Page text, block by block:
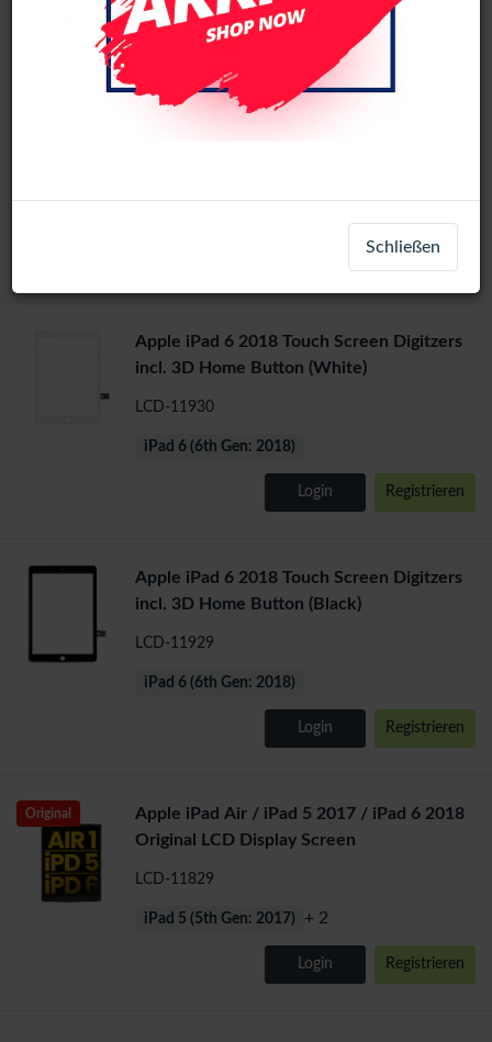
Apple iPad Air / iPad 5 2017 / iPad 6 2018
Registrieren
Apple iPad 6 2018 Touch Screen Digitzers
incl. 3D Home Button (White)
LCD-11930
iPad 6 (6th Gen: 2018)
Login Registrieren
Apple iPad 6 2018 Touch Screen Digitzers
incl. 3D Home Button (Black)
LCD-11929
iPad 6 (6th Gen: 2018)
Login Registrieren
Original
Apple iPad Air / iPad 5 2017 / iPad 6 2018
Original LCD Display Screen
LCD-11829
iPad 5 (5th Gen: 2017) + 2
Login Registrieren
Schließen